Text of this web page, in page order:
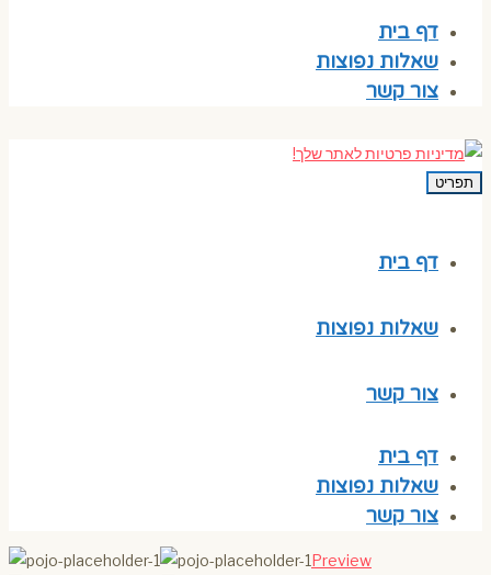
דף בית
שאלות נפוצות
צור קשר
תפריט
דף בית
שאלות נפוצות
צור קשר
דף בית
שאלות נפוצות
צור קשר
Preview